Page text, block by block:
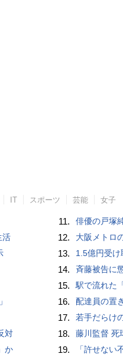
IT スポーツ 芸能 女子
活
対
か
11. 俳優の戸塚
12. 大阪メトロ
13. 1.5億円受
14. 斉藤被告に
15. 駅で流れた
16. 配達員の置
17. 若手だらけ
18. 藤川監督 死
19. 「許せない